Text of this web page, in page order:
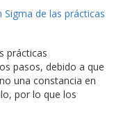
de las prácticas
prácticas
pasos, debido a que
una constancia en
por lo que los